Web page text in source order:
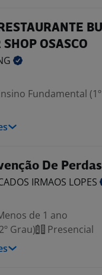
OSASCO
Fundamental
De Perdas
IRMAOS LOPES
de 1 ano
Grau)
Presencial